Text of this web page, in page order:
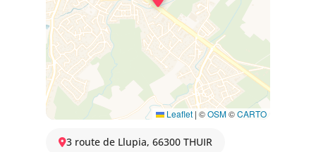
Leaflet | ©OSM©CARTO
3 route de Llupia, 66300 THUIR